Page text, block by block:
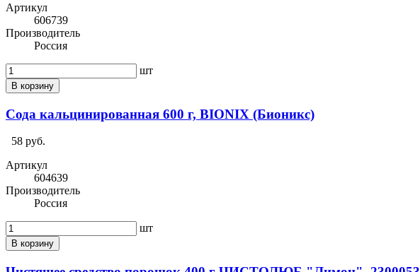
Артикул
606739
Производитель
Россия
шт
В корзину
Сода кальцинированная 600 г, BIONIX (Бионикс)
58 руб.
Артикул
604639
Производитель
Россия
шт
В корзину